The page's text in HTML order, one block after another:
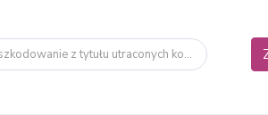
z tytułu utraconych ko...